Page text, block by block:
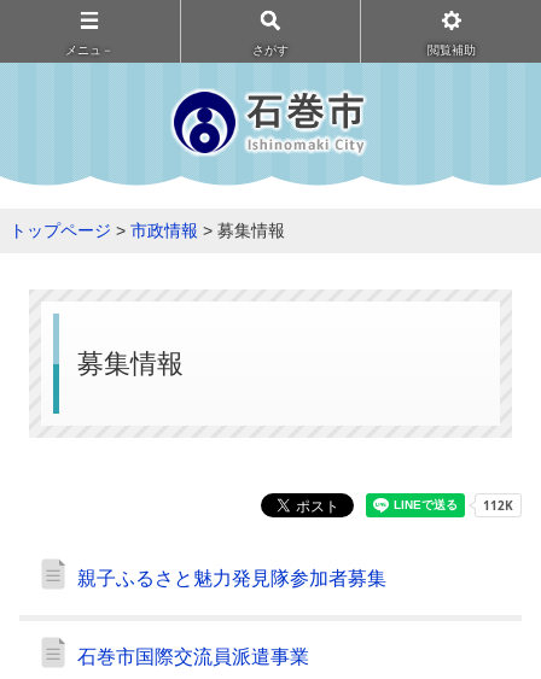
メニュ－ さがす 閲覧補助
トップページ > 市政情報 > 募集情報
募集情報
親子ふるさと魅力発見隊参加者募集
石巻市国際交流員派遣事業